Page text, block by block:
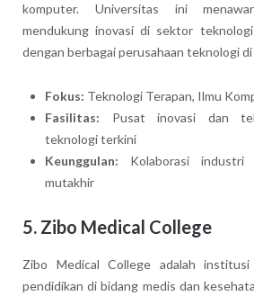
komputer. Universitas ini
mendukung inovasi di sektor
dengan berbagai perusahaan teknologi
Fokus: Teknologi Terapan, Ilmu
Fasilitas: Pusat inovasi dan
teknologi terkini
Keunggulan: Kolaborasi
mutakhir
5. Zibo Medical College
Zibo Medical College adalah
pendidikan di bidang medis dan